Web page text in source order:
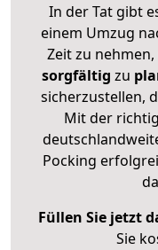
In der Tat gibt
einem Umzug
Zeit zu
sorgfältig zu
sicherzustellen,
Mit der
Pocking
Füllen Sie jetzt
Sie